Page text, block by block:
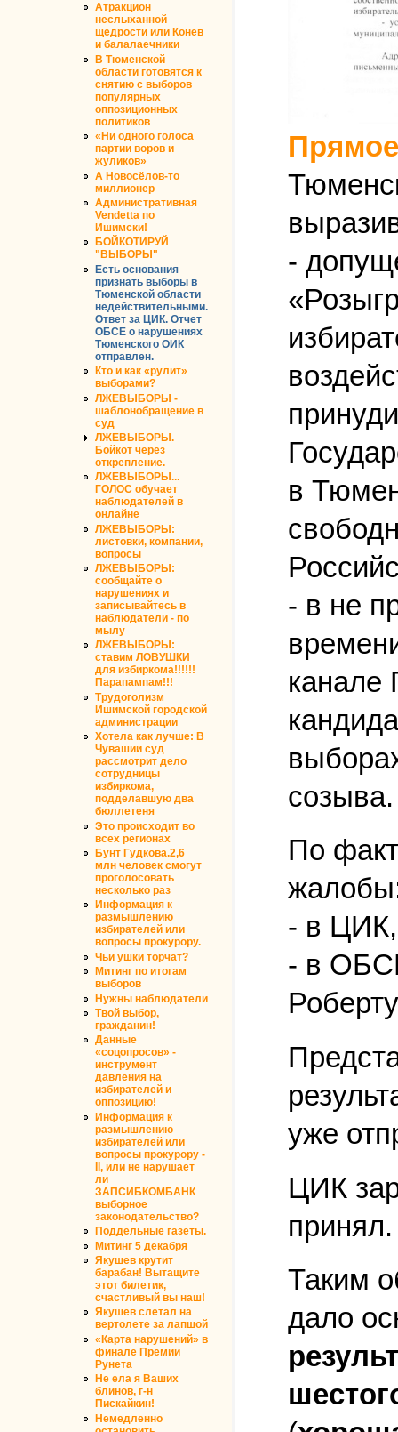
Атракцион
неслыханной
щедрости или Конев
и балалаечники
В Тюменской
области готовятся к
снятию с выборов
популярных
оппозиционных
политиков
«Ни одного голоса
партии воров и
жуликов»
А Новосёлов-то
миллионер
Административная
Vendetta по
Ишимски!
БОЙКОТИРУЙ
"ВЫБОРЫ"
Есть основания
признать выборы в
Тюменской области
недействительными.
Ответ за ЦИК. Отчет
ОБСЕ о нарушениях
Тюменского ОИК
отправлен.
Кто и как «рулит»
выборами?
ЛЖЕВЫБОРЫ -
шаблонобращение в
суд
ЛЖЕВЫБОРЫ.
Бойкот через
открепление.
ЛЖЕВЫБОРЫ...
ГОЛОС обучает
наблюдателей в
онлайне
ЛЖЕВЫБОРЫ:
листовки, компании,
вопросы
ЛЖЕВЫБОРЫ:
сообщайте о
нарушениях и
записывайтесь в
наблюдатели - по
мылу
ЛЖЕВЫБОРЫ:
ставим ЛОВУШКИ
для избиркома!!!!!!
Парапампам!!!
Трудоголизм
Ишимской городской
администрации
Хотела как лучше: В
Чувашии суд
рассмотрит дело
сотрудницы
избиркома,
подделавшую два
бюллетеня
Это происходит во
всех регионах
Бунт Гудкова.2,6
млн человек смогут
проголосовать
несколько раз
Информация к
размышлению
избирателей или
вопросы прокурору.
Чьи ушки торчат?
Митинг по итогам
выборов
Нужны наблюдатели
Твой выбор,
гражданин!
Данные
«соцопросов» -
инструмент
давления на
избирателей и
оппозицию!
Информация к
размышлению
избирателей или
вопросы прокурору -
II, или не нарушает
ли
ЗАПСИБКОМБАНК
выборное
законодательство?
Поддельные газеты.
Митинг 5 декабря
Якушев крутит
барабан! Вытащите
этот билетик,
счастливый вы наш!
Якушев слетал на
вертолете за лапшой
«Карта нарушений» в
финале Премии
Рунета
Не ела я Ваших
блинов, г-н
Пискайкин!
Немедленно
-
в
- в не
канале
созыва.
По
- в ЦИК,
- в
уже
ЦИК
принял.
Таким
дало